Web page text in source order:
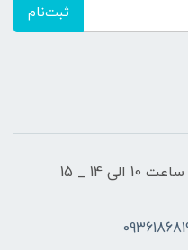
ثبت‌نام
ساعات کاری شنبه تا پنج شنبه از ساعت 10 الی 14 _ 15